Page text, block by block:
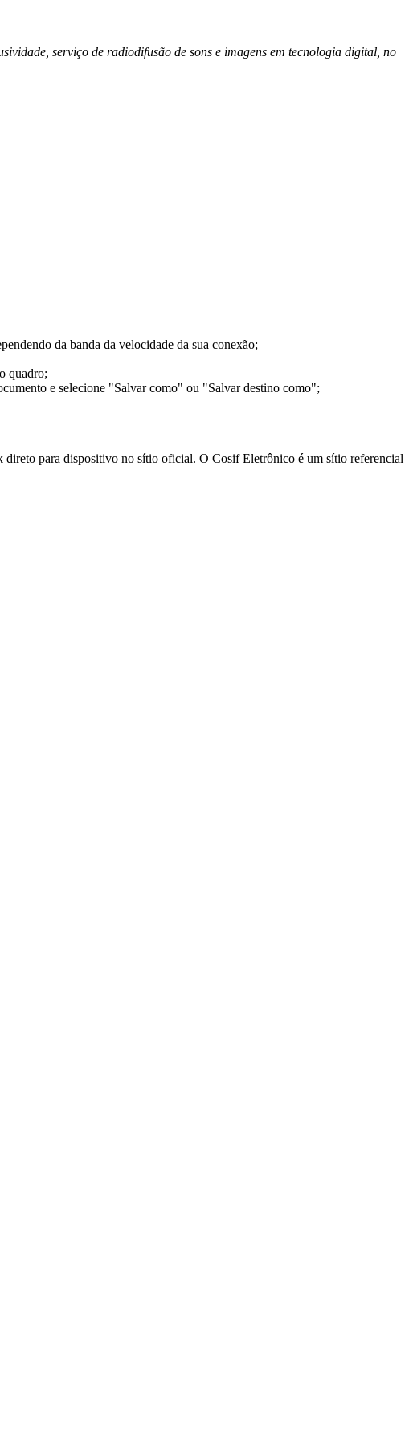
serviço de radiodifusão de sons e imagens em tecnologia digital, no
da banda da velocidade da sua conexão;
quadro;
e selecione "Salvar como" ou "Salvar destino como";
direto para dispositivo no sítio oficial. O Cosif Eletrônico é um sítio referencial